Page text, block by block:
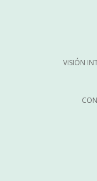
VISIÓN